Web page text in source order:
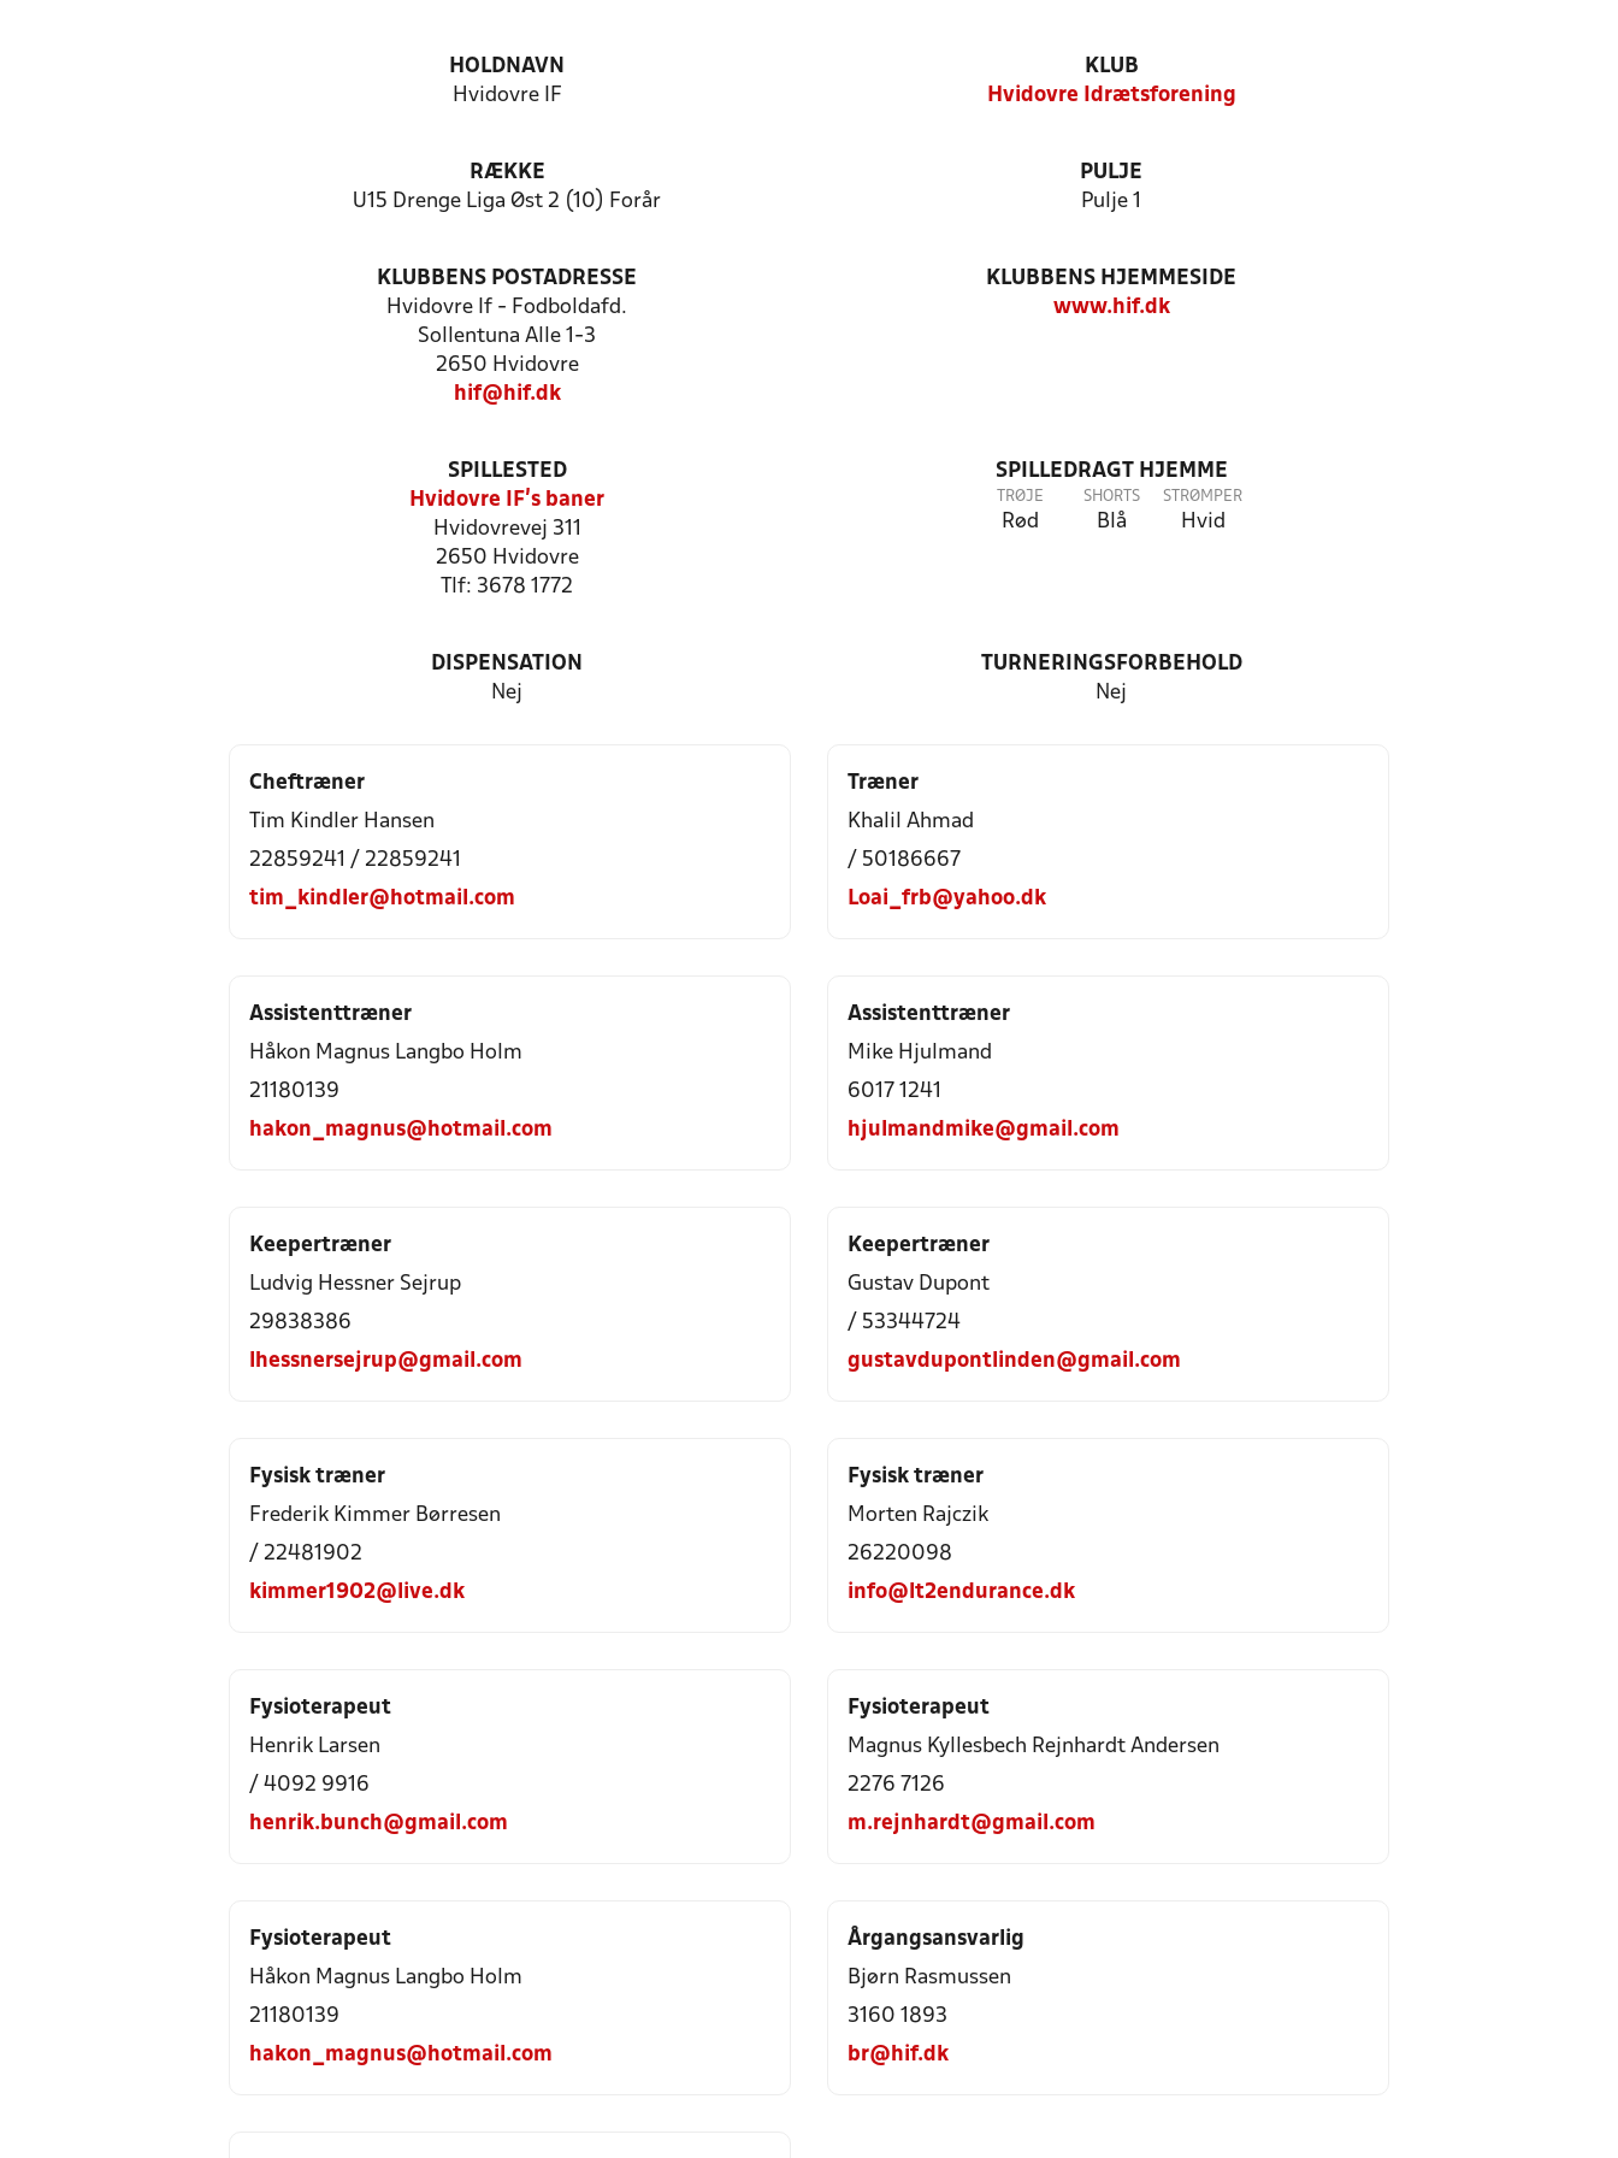
HOLDNAVN
Hvidovre IF
KLUB
Hvidovre Idrætsforening
RÆKKE
U15 Drenge Liga Øst 2 (10) Forår
PULJE
Pulje 1
KLUBBENS POSTADRESSE
Hvidovre If - Fodboldafd.
Sollentuna Alle 1-3
2650 Hvidovre
hif@hif.dk
KLUBBENS HJEMMESIDE
www.hif.dk
SPILLESTED
Hvidovre IF's baner
Hvidovrevej 311
2650 Hvidovre
Tlf: 3678 1772
SPILLEDRAGT HJEMME
TRØJE
Rød
SHORTS
Blå
STRØMPER
Hvid
DISPENSATION
Nej
TURNERINGSFORBEHOLD
Nej
Cheftræner
Tim Kindler Hansen
22859241 / 22859241
tim_kindler@hotmail.com
Træner
Khalil Ahmad
/ 50186667
Loai_frb@yahoo.dk
Assistenttræner
Håkon Magnus Langbo Holm
21180139
hakon_magnus@hotmail.com
Assistenttræner
Mike Hjulmand
6017 1241
hjulmandmike@gmail.com
Keepertræner
Ludvig Hessner Sejrup
29838386
lhessnersejrup@gmail.com
Keepertræner
Gustav Dupont
/ 53344724
gustavdupontlinden@gmail.com
Fysisk træner
Frederik Kimmer Børresen
/ 22481902
kimmer1902@live.dk
Fysisk træner
Morten Rajczik
26220098
info@lt2endurance.dk
Fysioterapeut
Henrik Larsen
/ 4092 9916
henrik.bunch@gmail.com
Fysioterapeut
Magnus Kyllesbech Rejnhardt Andersen
2276 7126
m.rejnhardt@gmail.com
Fysioterapeut
Håkon Magnus Langbo Holm
21180139
hakon_magnus@hotmail.com
Årgangsansvarlig
Bjørn Rasmussen
3160 1893
br@hif.dk